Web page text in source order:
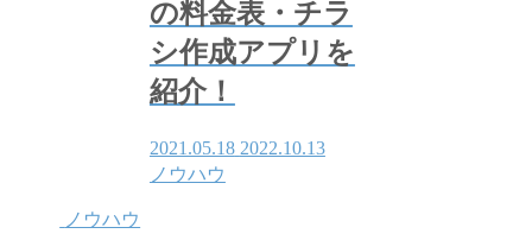
の料金表・チラ
シ作成アプリを
紹介！
2021.05.18 2022.10.13
ノウハウ
ノウハウ